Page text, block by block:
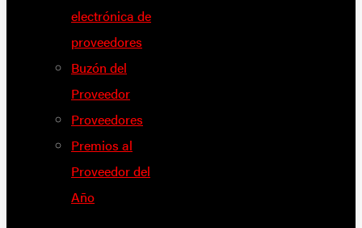
electrónica de
proveedores
Buzón del
Proveedor
Proveedores
Premios al
Proveedor del
Año